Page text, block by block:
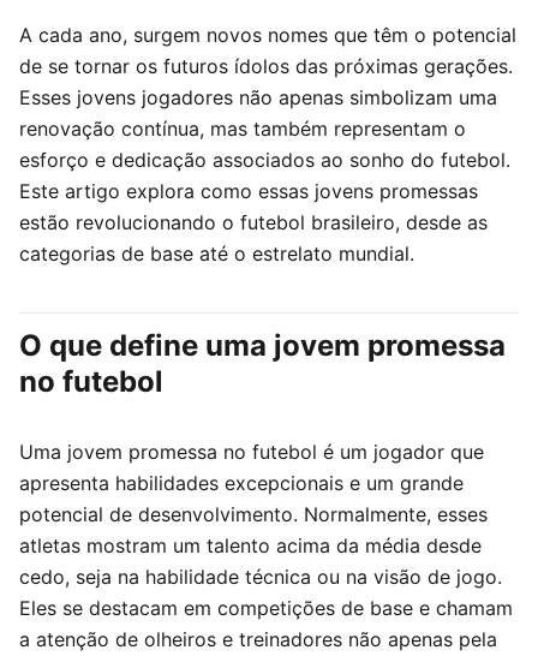
A cada ano, surgem novos nomes que têm o potencial
de se tornar os futuros ídolos das próximas gerações.
Esses jovens jogadores não apenas simbolizam uma
renovação contínua, mas também representam o
esforço e dedicação associados ao sonho do futebol.
Este artigo explora como essas jovens promessas
estão revolucionando o futebol brasileiro, desde as
categorias de base até o estrelato mundial.
O que define uma jovem promessa
no futebol
Uma jovem promessa no futebol é um jogador que
apresenta habilidades excepcionais e um grande
potencial de desenvolvimento. Normalmente, esses
atletas mostram um talento acima da média desde
cedo, seja na habilidade técnica ou na visão de jogo.
Eles se destacam em competições de base e chamam
a atenção de olheiros e treinadores não apenas pela